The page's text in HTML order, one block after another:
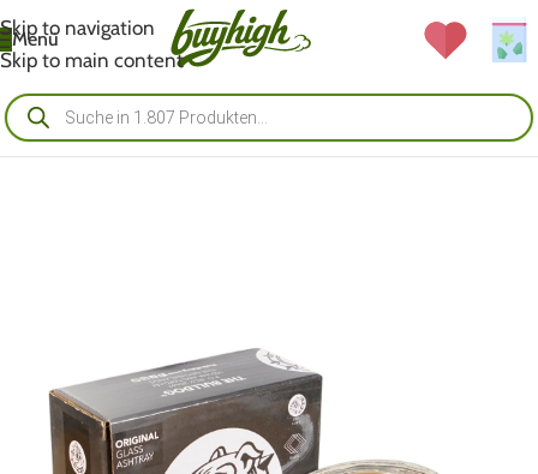
Skip to navigation
Skip to main content
Menü